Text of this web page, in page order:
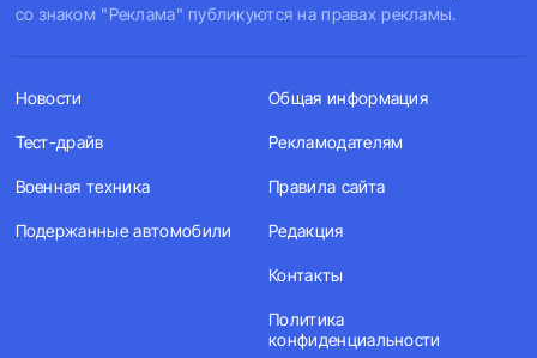
со знаком "Реклама" публикуются на правах рекламы.
Новости
Тест-драйв
Военная техника
Подержанные автомобили
Общая информация
Рекламодателям
Правила сайта
Редакция
Контакты
Политика
конфиденциальности